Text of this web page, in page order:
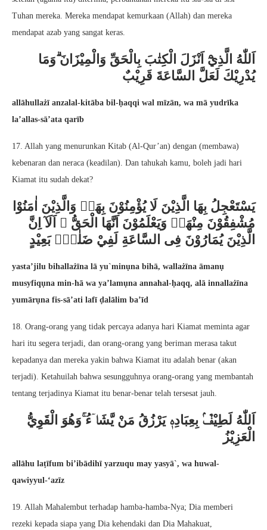
Tuhan mereka. Mereka mendapat kemurkaan (Allah) dan mereka
mendapat azab yang sangat keras.
اَللّٰهُ الَّذِيْٓ اَنْزَلَ الْكِتٰبَ بِالْحَقِّ وَالْمِيْزَانَ ۗوَمَا
يُدْرِيْكَ لَعَلَّ السَّاعَةَ قَرِيْبٌ
allāhullażī anzalal-kitāba bil-ḥaqqi wal mīzān, wa mā yudrīka
la’allas-sā’ata qarīb
17. Allah yang menurunkan Kitab (Al-Qur’an) dengan (membawa)
kebenaran dan neraca (keadilan). Dan tahukah kamu, boleh jadi hari
Kiamat itu sudah dekat?
يَسْتَعْجِلُ بِهَا الَّذِيْنَ لَا يُؤْمِنُوْنَ بِهَاۚ وَالَّذِيْنَ اٰمَنُوْا
مُشْفِقُوْنَ مِنْهَاۙ وَيَعْلَمُوْنَ اَنَّهَا الْحَقُّ ۗ اَلَآ اِنَّ
الَّذِيْنَ يُمَارُوْنَ فِى السَّاعَةِ لَفِيْ ضَلٰلٍۢ بَعِيْدٍ
yasta’jilu bihallażīna lā yu`minụna bihā, wallażīna āmanụ
musyfiqụna min-hā wa ya’lamụna annahal-ḥaqq, alā innallażīna
yumārụna fis-sā’ati lafī ḍalālim ba’īd
18. Orang-orang yang tidak percaya adanya hari Kiamat meminta agar
hari itu segera terjadi, dan orang-orang yang beriman merasa takut
kepadanya dan mereka yakin bahwa Kiamat itu adalah benar (akan
terjadi). Ketahuilah bahwa sesungguhnya orang-orang yang membantah
tentang terjadinya Kiamat itu benar-benar telah tersesat jauh.
اَللّٰهُ لَطِيْفٌۢ بِعِبَادِهٖ يَرْزُقُ مَنْ يَّشَاۤءُ ۚوَهُوَ الْقَوِيُّ
الْعَزِيْزُ
allāhu laṭīfum bi’ibādihī yarzuqu may yasyā`, wa huwal-
qawiyyul-‘azīz
19. Allah Mahalembut terhadap hamba-hamba-Nya; Dia memberi
rezeki kepada siapa yang Dia kehendaki dan Dia Mahakuat,